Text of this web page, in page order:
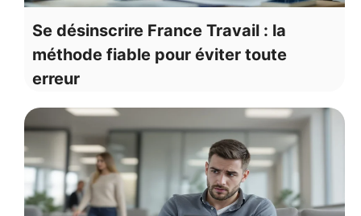
Se désinscrire France Travail : la
méthode fiable pour éviter toute
erreur